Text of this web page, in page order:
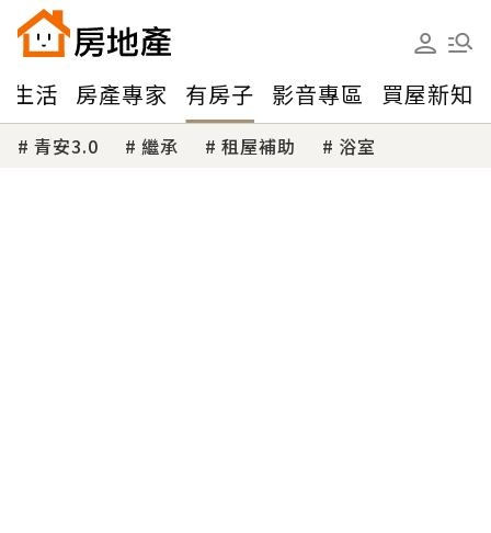
生活 房產專家 有房子 影音專區 買屋新知
青安3.0 繼承 租屋補助 浴室